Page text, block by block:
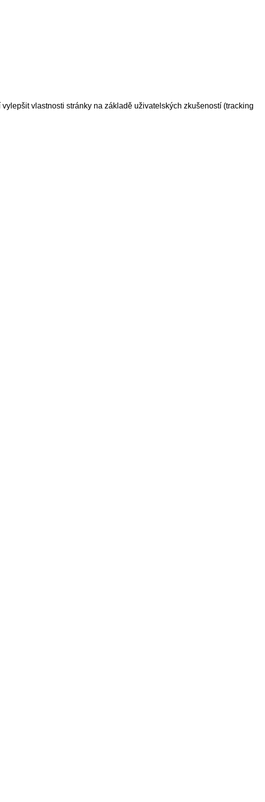
vlastnosti stránky na základě uživatelských zkušeností (tracking